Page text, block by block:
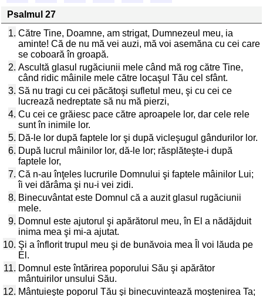
Psalmul 27
1. Către Tine, Doamne, am strigat, Dumnezeul meu, ia
aminte! Că de nu mă vei auzi, mă voi asemăna cu cei care
se coboară în groapă.
2. Ascultă glasul rugăciunii mele când mă rog către Tine,
când ridic mâinile mele către locaşul Tău cel sfânt.
3. Să nu tragi cu cei păcătoşi sufletul meu, şi cu cei ce
lucrează nedreptate să nu mă pierzi,
4. Cu cei ce grăiesc pace către aproapele lor, dar cele rele
sunt în inimile lor.
5. Dă-le lor după faptele lor şi după vicleşugul gândurilor lor.
6. După lucrul mâinilor lor, dă-le lor; răsplăteşte-i după
faptele lor,
7. Că n-au înţeles lucrurile Domnului şi faptele mâinilor Lui;
îi vei dărâma şi nu-i vei zidi.
8. Binecuvântat este Domnul că a auzit glasul rugăciunii
mele.
9. Domnul este ajutorul şi apărătorul meu, în El a nădăjduit
inima mea şi mi-a ajutat.
10. Şi a înflorit trupul meu şi de bunăvoia mea Îl voi lăuda pe
El.
11. Domnul este întărirea poporului Său şi apărător
mântuirilor unsului Său.
12. Mântuieşte poporul Tău şi binecuvintează moştenirea Ta;